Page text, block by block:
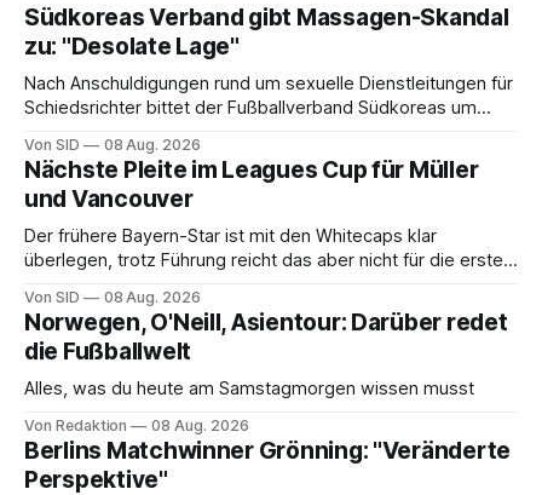
Südkoreas Verband gibt Massagen-Skandal
zu: "Desolate Lage"
Nach Anschuldigungen rund um sexuelle Dienstleitungen für
Schiedsrichter bittet der Fußballverband Südkoreas um
Von SID 08 Aug. 2026
Nächste Pleite im Leagues Cup für Müller
und Vancouver
Der frühere Bayern-Star ist mit den Whitecaps klar
überlegen, trotz Führung reicht das aber nicht für die ersten
Von SID 08 Aug. 2026
Norwegen, O'Neill, Asientour: Darüber redet
die Fußballwelt
Alles, was du heute am Samstagmorgen wissen musst
Von Redaktion 08 Aug. 2026
Berlins Matchwinner Grönning: "Veränderte
Perspektive"